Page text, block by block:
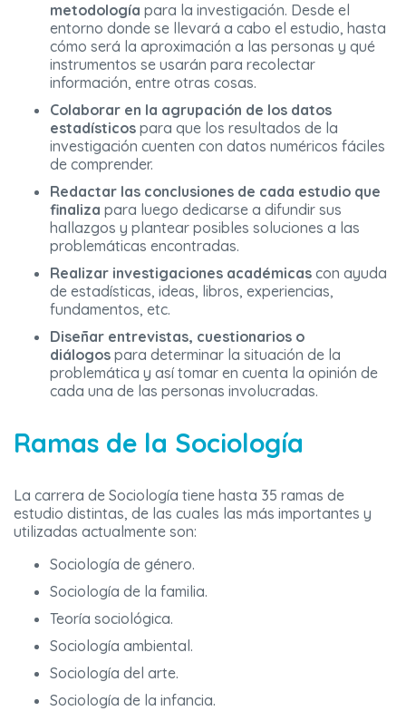
metodología para la investigación. Desde el
entorno donde se llevará a cabo el estudio, hasta
cómo será la aproximación a las personas y qué
instrumentos se usarán para recolectar
información, entre otras cosas.
Colaborar en la agrupación de los datos
estadísticos para que los resultados de la
investigación cuenten con datos numéricos fáciles
de comprender.
Redactar las conclusiones de cada estudio que
finaliza para luego dedicarse a difundir sus
hallazgos y plantear posibles soluciones a las
problemáticas encontradas.
Realizar investigaciones académicas con ayuda
de estadísticas, ideas, libros, experiencias,
fundamentos, etc.
Diseñar entrevistas, cuestionarios o
diálogos para determinar la situación de la
problemática y así tomar en cuenta la opinión de
cada una de las personas involucradas.
Ramas de la Sociología
La carrera de Sociología tiene hasta 35 ramas de
estudio distintas, de las cuales las más importantes y
utilizadas actualmente son:
Sociología de género.
Sociología de la familia.
Teoría sociológica.
Sociología ambiental.
Sociología del arte.
Sociología de la infancia.